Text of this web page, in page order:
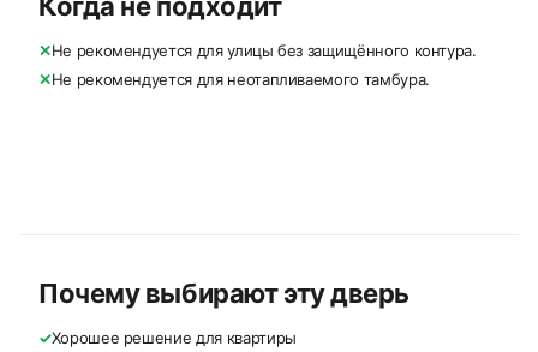
✕Не рекомендуется для улицы без защищённого контура.
✕Не рекомендуется для неотапливаемого тамбура.
Почему выбирают эту дверь
✓Хорошее решение для квартиры